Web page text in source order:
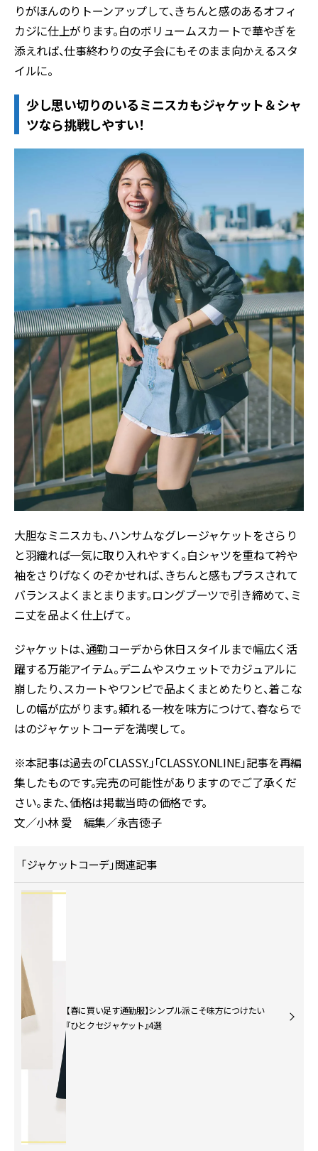
りがほんのりトーンアップして、きちんと感のあるオフィ
カジに仕上がります。白のボリュームスカートで華やぎを
添えれば、仕事終わりの女子会にもそのまま向かえるスタ
イルに。
少し思い切りのいるミニスカもジャケット＆シャ
ツなら挑戦しやすい！
大胆なミニスカも、ハンサムなグレージャケットをさらり
と羽織れば一気に取り入れやすく。白シャツを重ねて衿や
袖をさりげなくのぞかせれば、きちんと感もプラスされて
バランスよくまとまります。ロングブーツで引き締めて、ミ
ニ丈を品よく仕上げて。
ジャケットは、通勤コーデから休日スタイルまで幅広く活
躍する万能アイテム。デニムやスウェットでカジュアルに
崩したり、スカートやワンピで品よくまとめたりと、着こな
しの幅が広がります。頼れる一枚を味方につけて、春ならで
はのジャケットコーデを満喫して。
※本記事は過去の「CLASSY.」「CLASSY.ONLINE」記事を再編
集したものです。完売の可能性がありますのでご了承くだ
さい。また、価格は掲載当時の価格です。
文／小林 愛 編集／永吉徳子
「ジャケットコーデ」関連記事
【春に買い足す通勤服】シンプル派こそ味方につけたい
『ひとクセジャケット』4選